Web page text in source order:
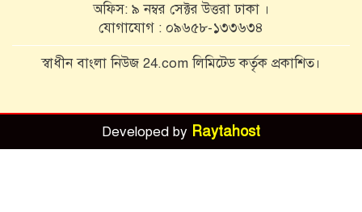
শরণখোলায় ওসির বিরুদ্ধে ষড়যন্ত্রের
অফিস: ৯ নম্বর সেক্টর উত্তরা ঢাকা ।
যোগাযোগ : ০৯৬৫৮-১৩৩৬৩৪
স্বাধীন বাংলা নিউজ 24.com লিমিটেড কর্তৃক প্রকাশিত।
Developed by Raytahost